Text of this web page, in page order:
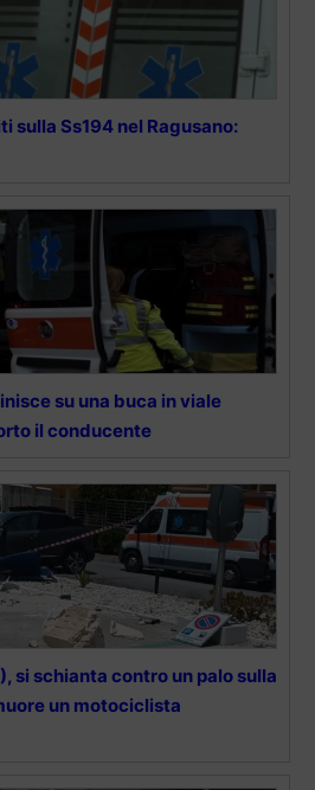
sulla Ss194 nel Ragusano:
su una buca in viale
il conducente
si schianta contro un palo sulla
un motociclista